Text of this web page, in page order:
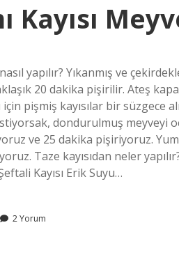
Kayısı
yapılır? Yıkanmış ve
20 dakika pişirilir. Ateş
pişmiş kayısılar bir süzgece
dondurulmuş meyveyi
ve 25 dakika pişiriyoruz.
Taze kayısıdan neler
Kayısı Erik Suyu…
2 Yorum